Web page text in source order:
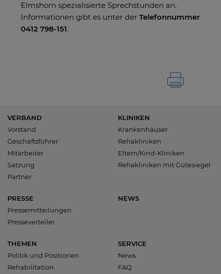
Elmshorn spezialisierte Sprechstunden an.
Informationen gibt es unter der Telefonnummer
0412 798-151.
VERBAND
Vorstand
Geschäftsführer
Mitarbeiter
Satzung
Partner
KLINIKEN
Krankenhäuser
Rehakliniken
Eltern/Kind-Kliniken
Rehakliniken mit Gütesiegel
PRESSE
Pressemitteilungen
Presseverteiler
NEWS
THEMEN
Politik und Positionen
Rehabilitation
SERVICE
News
FAQ